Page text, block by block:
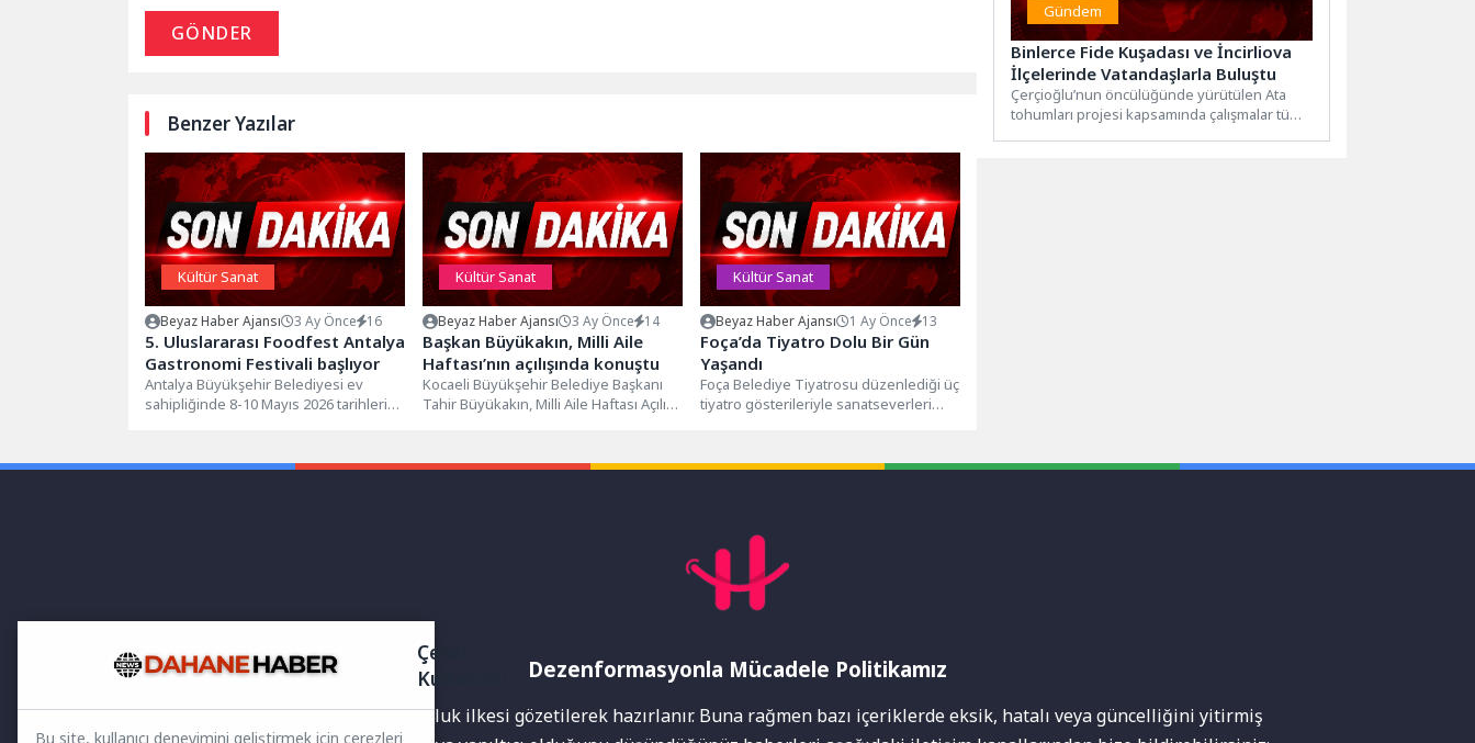
GÖNDER
Benzer Yazılar
Kültür Sanat
Beyaz Haber Ajansı 3 Ay Önce 16
5. Uluslararası Foodfest Antalya
Gastronomi Festivali başlıyor
Antalya Büyükşehir Belediyesi ev
sahipliğinde 8-10 Mayıs 2026 tarihleri
Kültür Sanat
Beyaz Haber Ajansı 3 Ay Önce 14
Başkan Büyükakın, Milli Aile
Haftası’nın açılışında konuştu
Kocaeli Büyükşehir Belediye Başkanı
Tahir Büyükakın, Milli Aile Haftası Açılış
Kültür Sanat
Beyaz Haber Ajansı 1 Ay Önce 13
Foça’da Tiyatro Dolu Bir Gün
Yaşandı
Foça Belediye Tiyatrosu düzenlediği üç
tiyatro gösterileriyle sanatseverleri
Gündem
Binlerce Fide Kuşadası ve İncirliova
İlçelerinde Vatandaşlarla Buluştu
Çerçioğlu’nun öncülüğünde yürütülen Ata
tohumları projesi kapsamında çalışmalar tüm
Dezenformasyonla Mücadele Politikamız
Yayınlanan haberler doğruluk ilkesi gözetilerek hazırlanır. Buna rağmen bazı içeriklerde eksik, hatalı veya güncelliğini yitirmiş
Çerez
Kullanımı
Bu site, kullanıcı deneyimini geliştirmek için çerezleri